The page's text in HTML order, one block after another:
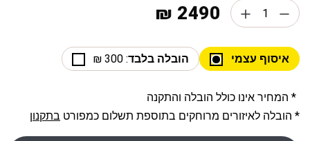
2490 ₪
איסוף עצמי הובלה בלבד: 300 ₪
* המחיר אינו כולל הובלה והתקנה
* הובלה לאיזורים מרוחקים בתוספת תשלום כמפורט בתקנון